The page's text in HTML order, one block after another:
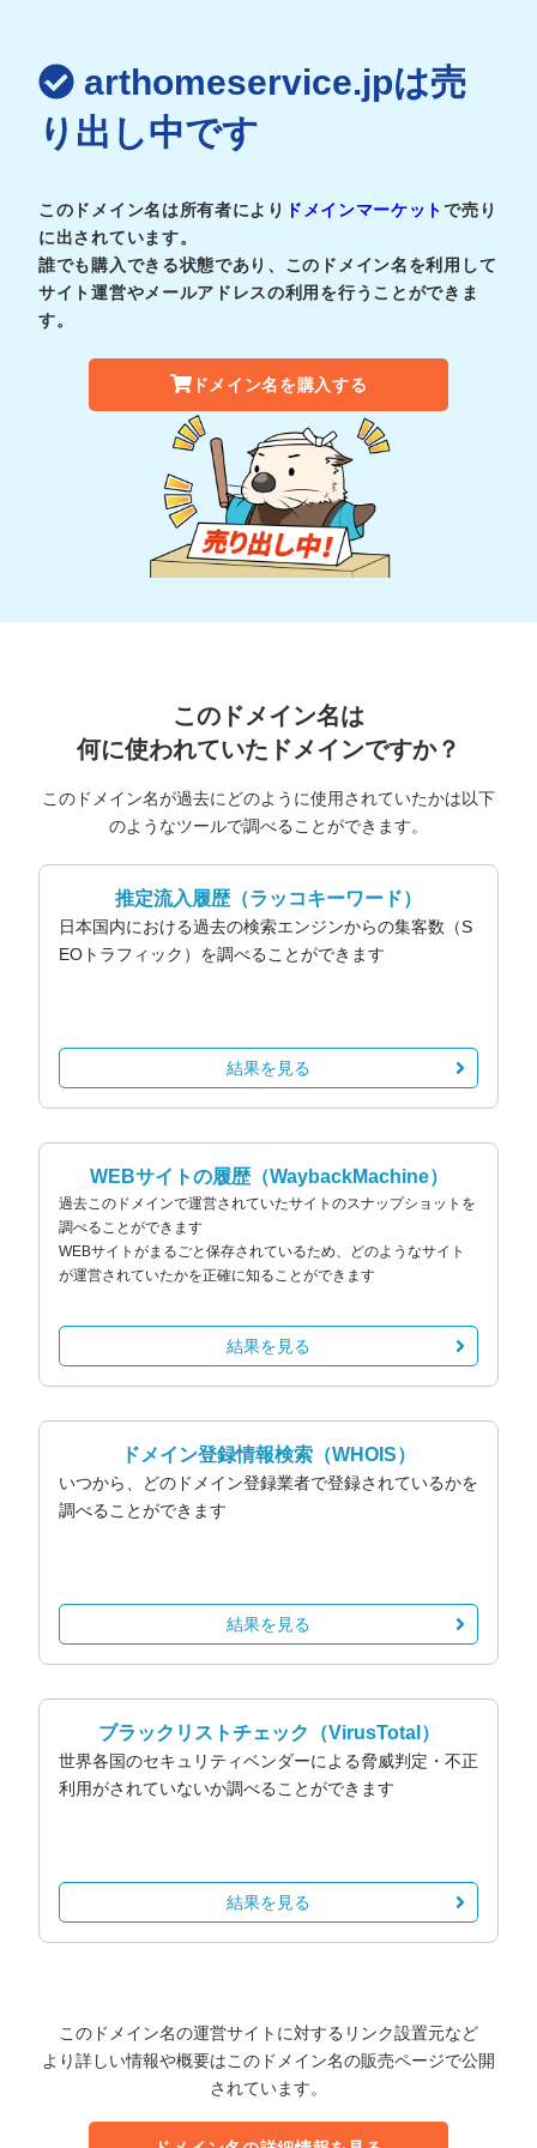
arthomeservice.jpは売
り出し中です
このドメイン名は所有者により ドメインマーケットで売り
に出されています。
誰でも購入できる状態であり、このドメイン名を利用して
サイト運営やメールアドレスの利用を行うことができま
す。
ドメイン名を購入する
このドメイン名は
何に使われていたドメインですか？
このドメイン名が過去にどのように使用されていたかは以下
のようなツールで調べることができます。
推定流入履歴（ラッコキーワード）
日本国内における過去の検索エンジンからの集客数（S
EOトラフィック）を調べることができます
結果を見る
WEBサイトの履歴（WaybackMachine）
過去このドメインで運営されていたサイトのスナップショットを
調べることができます
WEBサイトがまるごと保存されているため、どのようなサイト
が運営されていたかを正確に知ることができます
結果を見る
ドメイン登録情報検索 （WHOIS）
いつから、どのドメイン登録業者で登録されているかを
調べることができます
結果を見る
ブラックリストチェック （VirusTotal）
世界各国のセキュリティベンダーによる脅威判定・不正
利用がされていないか調べることができます
結果を見る
このドメイン名の運営サイトに対するリンク設置元など
より詳しい情報や概要はこのドメイン名の販売ページで公開
されています。